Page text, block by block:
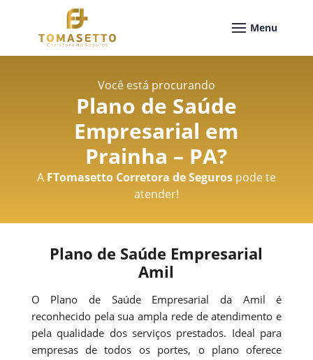
Você está procurando
Plano de Saúde
Empresarial em
Prainha – PA?
A FTomasetto Corretora de Segurospode te
atender!
Plano de Saúde Empresarial
Amil
O Plano de Saúde Empresarial da Amil é
reconhecido pela sua ampla rede de atendimento e
pela qualidade dos serviços prestados. Ideal para
empresas de todos os portes, o plano oferece